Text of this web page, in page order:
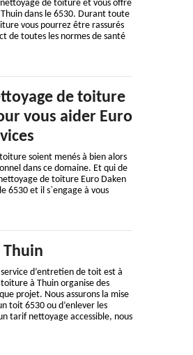
de toiture et vous offre
dans le 6530. Durant toute
vous pourrez être rassurés
de toutes les normes de santé
de toiture
vous aider Euro
soient menés à bien alors
dans ce domaine. Et qui de
de toiture Euro Daken
6530 et il s`engage à vous
Thuin
d’entretien de toit est à
à Thuin organise des
projet. Nous assurons la mise
toit 6530 ou d’enlever les
tarif nettoyage accessible, nous